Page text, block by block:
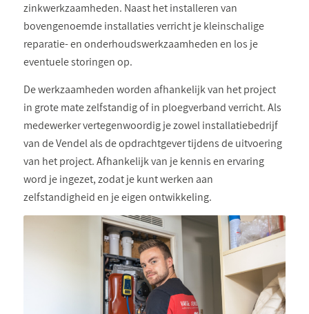
zinkwerkzaamheden. Naast het installeren van
bovengenoemde installaties verricht je kleinschalige
reparatie- en onderhoudswerkzaamheden en los je
eventuele storingen op.
De werkzaamheden worden afhankelijk van het project
in grote mate zelfstandig of in ploegverband verricht. Als
medewerker vertegenwoordig je zowel installatiebedrijf
van de Vendel als de opdrachtgever tijdens de uitvoering
van het project. Afhankelijk van je kennis en ervaring
word je ingezet, zodat je kunt werken aan
zelfstandigheid en je eigen ontwikkeling.